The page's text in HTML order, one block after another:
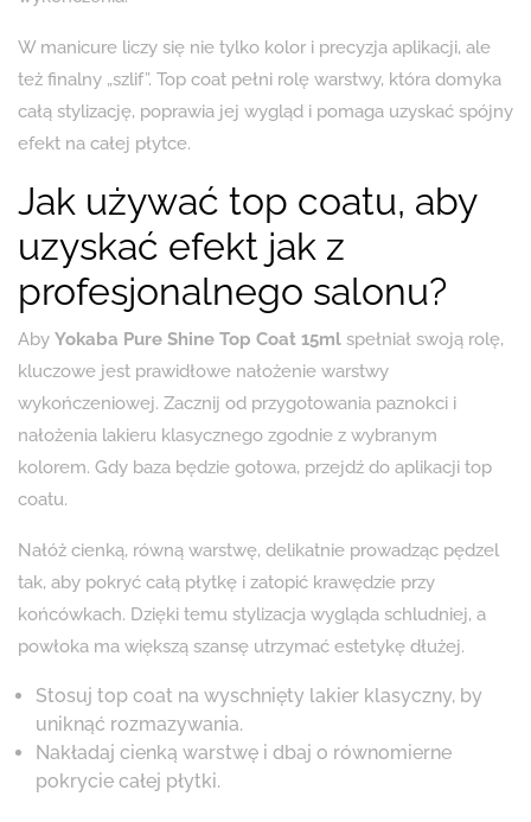
W manicure liczy się nie tylko kolor i precyzja aplikacji, ale
też finalny „szlif”. Top coat pełni rolę warstwy, która domyka
całą stylizację, poprawia jej wygląd i pomaga uzyskać spójny
efekt na całej płytce.
Jak używać top coatu, aby
uzyskać efekt jak z
profesjonalnego salonu?
Aby Yokaba Pure Shine Top Coat 15ml spełniał swoją rolę,
kluczowe jest prawidłowe nałożenie warstwy
wykończeniowej. Zacznij od przygotowania paznokci i
nałożenia lakieru klasycznego zgodnie z wybranym
kolorem. Gdy baza będzie gotowa, przejdź do aplikacji top
coatu.
Nałóż cienką, równą warstwę, delikatnie prowadząc pędzel
tak, aby pokryć całą płytkę i zatopić krawędzie przy
końcówkach. Dzięki temu stylizacja wygląda schludniej, a
powłoka ma większą szansę utrzymać estetykę dłużej.
Stosuj top coat na wyschnięty lakier klasyczny, by
uniknąć rozmazywania.
Nakładaj cienką warstwę i dbaj o równomierne
pokrycie całej płytki.